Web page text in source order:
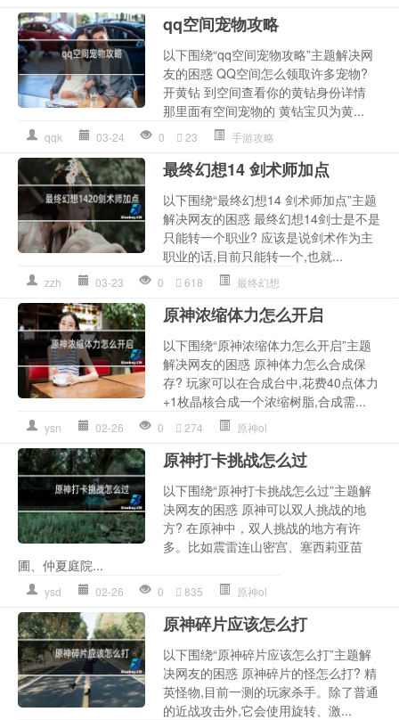
qq空间宠物攻略
以下围绕“qq空间宠物攻略”主题解决网
友的困惑 QQ空间怎么领取许多宠物?
开黄钻 到空间查看你的黄钻身份详情
那里面有空间宠物的 黄钻宝贝为黄...
qqk 03-24 0 23 手游攻略
最终幻想14 剑术师加点
以下围绕“最终幻想14 剑术师加点”主题
解决网友的困惑 最终幻想14剑士是不是
只能转一个职业? 应该是说剑术作为主
职业的话,目前只能转一个,也就...
zzh 03-23 0 618 最终幻想
原神浓缩体力怎么开启
以下围绕“原神浓缩体力怎么开启”主题
解决网友的困惑 原神体力怎么合成保
存? 玩家可以在合成台中,花费40点体力
+1枚晶核合成一个浓缩树脂,合成需...
ysn 02-26 0 274 原神ol
原神打卡挑战怎么过
以下围绕“原神打卡挑战怎么过”主题解
决网友的困惑 原神可以双人挑战的地
方? 在原神中，双人挑战的地方有许
多。比如震雷连山密宫、塞西莉亚苗
圃、仲夏庭院...
ysd 02-26 0 835 原神ol
原神碎片应该怎么打
以下围绕“原神碎片应该怎么打”主题解
决网友的困惑 原神碎片的怪怎么打? 精
英怪物,目前一测的玩家杀手。除了普通
的近战攻击外,它会使用旋转、激...